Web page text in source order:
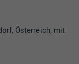
Österreich, mit